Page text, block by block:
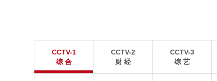
8月7日，贵州省毕节市大方县奢香古镇梯田音乐会在
宛如“大地指纹”般的环形梯田上演。
青海海西蒙古族藏族
CCTV-1
综 合
CCTV-2
财 经
CCTV-3
综 艺